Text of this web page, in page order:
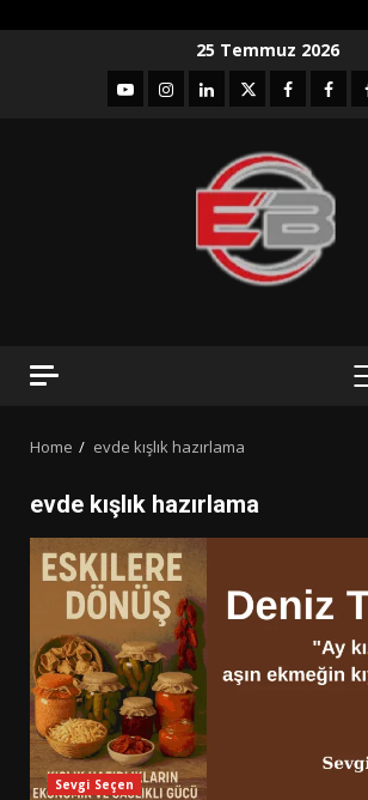
25 Temmuz 2026
YouTubeInstagram
LinkedIntwitterfacebook-
Home evde kışlık hazırlama
evde kışlık hazırlama
Sevgi Seçen